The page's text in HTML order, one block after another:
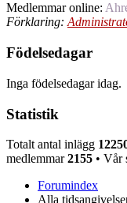
Medlemmar online:
Förklaring:
Födelsedagar
Inga födelsedagar idag.
Statistik
Totalt antal inlägg
medlemmar2155 • Vår
Forumindex
Alla